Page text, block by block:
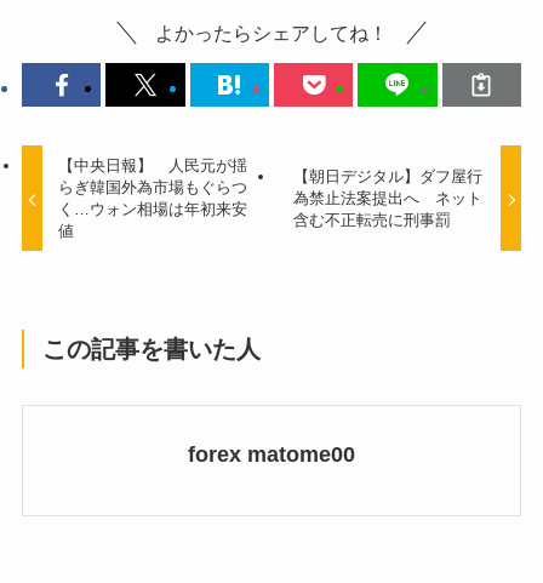
よかったらシェアしてね！
【中央日報】 人民元が揺
らぎ韓国外為市場もぐらつ
く…ウォン相場は年初来安
値
【朝日デジタル】ダフ屋行
為禁止法案提出へ ネット
含む不正転売に刑事罰
この記事を書いた人
forex matome00